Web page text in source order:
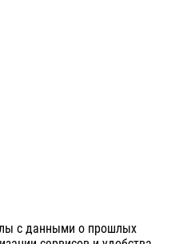
с данными о прошлых